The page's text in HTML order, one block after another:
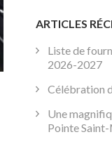
ARTICLES
Liste de
2026-2027
Célébration
Une
Pointe